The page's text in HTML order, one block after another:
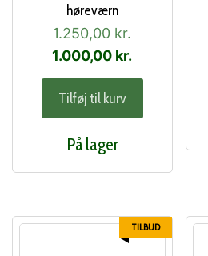
høreværn
1.250,00kr.Den
oprindelige
pris
1.250,00 kr..
1.000,00 kr.
aktuelle
er:
1.000,00 kr..
Tilføj til kurv
På lager
TILBUD